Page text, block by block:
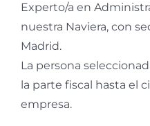
Experto/a en
nuestra Naviera, con
Madrid.
La persona
la parte fiscal hasta el
empresa.